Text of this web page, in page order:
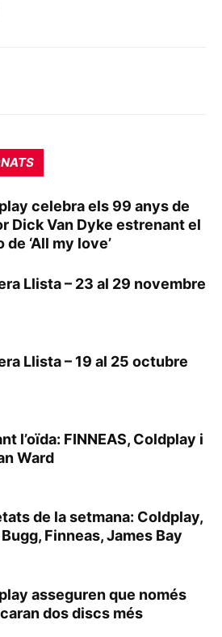
celebra els 99 anys de
Dick Van Dyke estrenant el
de ‘All my love’
Llista – 23 al 29 novembre
Llista – 19 al 25 octubre
l’oïda: FINNEAS, Coldplay i
Ward
de la setmana: Coldplay,
Finneas, James Bay
asseguren que només
dos discs més